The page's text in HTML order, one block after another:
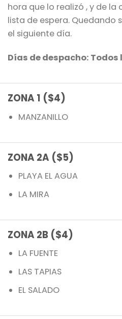
hora que lo realizó , y de
lista de espera. Quedando
el siguiente día.
Días de despacho: Todos
ZONA 1 ($4)
MANZANILLO
ZONA 2A ($5)
PLAYA EL AGUA
LA MIRA
ZONA 2B ($4)
LA FUENTE
LAS TAPIAS
EL SALADO